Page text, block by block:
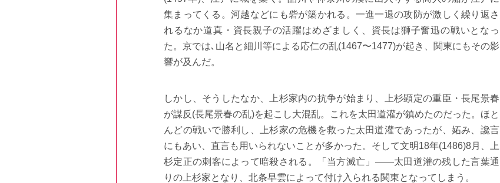
集まってくる。河越などにも砦が築かれる。一進一退の攻防が激しく繰り返さ
れるなか道真・資長親子の活躍はめざましく、資長は獅子奮迅の戦いとなっ
た。京では､山名と細川等による応仁の乱(1467〜1477)が起き、関東にもその影
響が及んだ。
しかし、そうしたなか、上杉家内の抗争が始まり、上杉顕定の重臣・長尾景春
が謀反 (長尾景春の乱)を起こし大混乱。これを太田道灌が鎮めたのだった。ほと
んどの戦いで勝利し、上杉家の危機を救った太田道灌であったが、妬み、讒言
にもあい、直言も用いられないことが多かった。そして文明18年(1486)8月、上
杉定正の刺客によって暗殺される。「当方滅亡」――太田道灌の残した言葉通
りの上杉家となり、北条早雲によって付け入られる関東となってしまう。